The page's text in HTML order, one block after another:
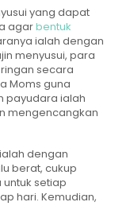
yang dapat
agarbentuk
ialah dengan
menyusui, para
secara
Moms guna
payudara ialah
mengencangkan
dengan
berat, cukup
setiap
hari. Kemudian,